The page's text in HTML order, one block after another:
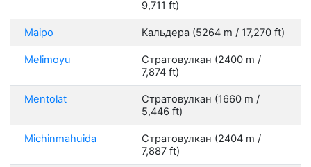
9,711 ft)
Maipo Кальдера (5264 m / 17,270 ft)
Melimoyu
Стратовулкан (2400 m /
7,874 ft)
Mentolat
Стратовулкан (1660 m /
5,446 ft)
Michinmahuida
Стратовулкан (2404 m /
7,887 ft)